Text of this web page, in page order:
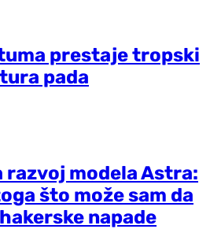
prestaje tropski
pada
razvoj modela Astra:
što može sam da
napade